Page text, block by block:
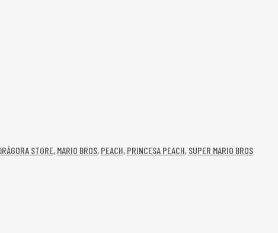
STORE, MARIO BROS, PEACH, PRINCESA PEACH, SUPER MARIO BROS